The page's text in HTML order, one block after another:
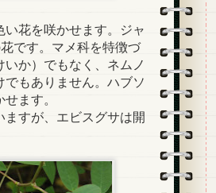
花を咲かせます。ジャ
です。マメ科を特徴づ
か）でもなく、ネムノ
もありません。ハブソ
ます。
すが、エビスグサは開